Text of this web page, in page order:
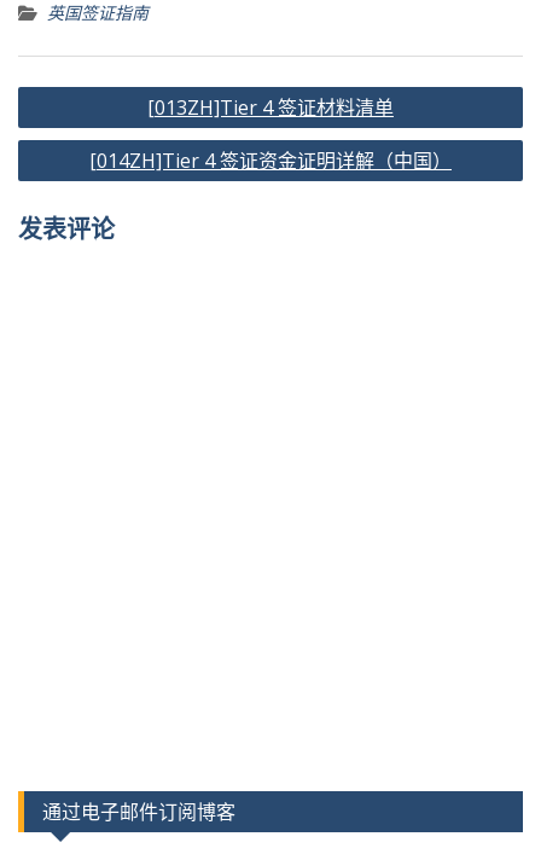
英国签证指南
文
章
[013ZH]Tier 4 签证材料清单
[014ZH]Tier 4 签证资金证明详解（中国）
发表评论
通过电子邮件订阅博客